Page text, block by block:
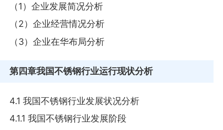
（1）企业发展简况分析
（2）企业经营情况分析
（3）企业在华布局分析
第四章我国不锈钢行业运行现状分析
4.1 我国不锈钢行业发展状况分析
4.1.1 我国不锈钢行业发展阶段